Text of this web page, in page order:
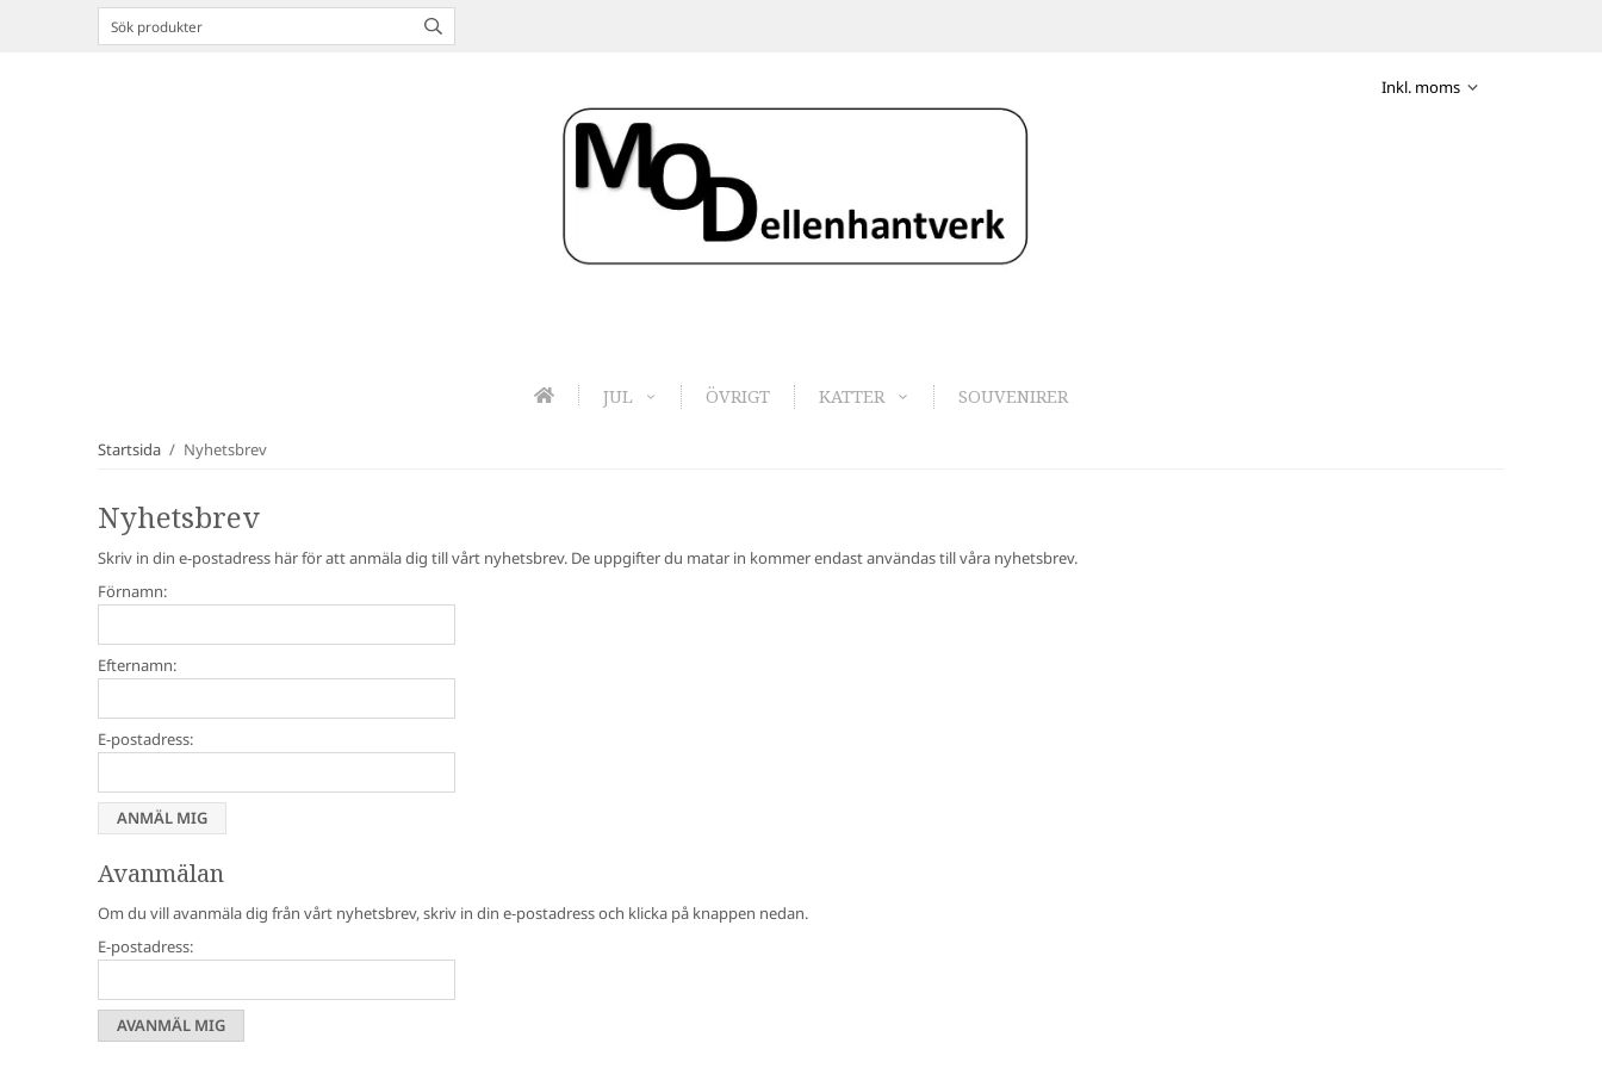
JUL ÖVRIGT KATTER SOUVENIRER
Startsida / Nyhetsbrev
Nyhetsbrev
Skriv in din e-postadress här för att anmäla dig till vårt nyhetsbrev. De uppgifter du matar in kommer endast användas till våra nyhetsbrev.
Förnamn:
Efternamn:
E-postadress:
Avanmälan
Om du vill avanmäla dig från vårt nyhetsbrev, skriv in din e-postadress och klicka på knappen nedan.
E-postadress: